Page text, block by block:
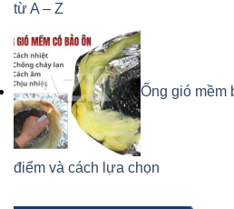
từ A – Z
Ống gió mềm
điểm và cách lựa chọn